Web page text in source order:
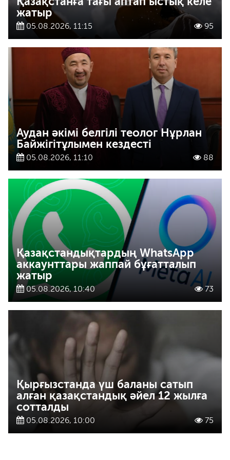
жатыр
05.08.2026, 11:15 95
Аудан әкімі белгілі теолог Нұрлан
Байжігітұлымен кездесті
05.08.2026, 11:10 88
Қазақстандықтардың WhatsApp
аккаунттары жаппай бұғатталып
жатыр
05.08.2026, 10:40 73
Қырғызстанда үш баланы сатып
алған қазақстандық әйел 12 жылға
сотталды
05.08.2026, 10:00 75